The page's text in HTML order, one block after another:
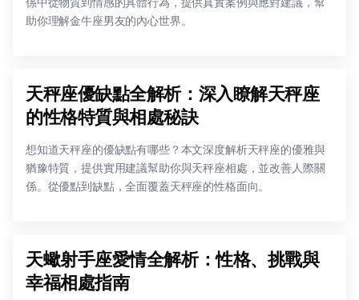
係中從物質到情感的具體行為，提供真實案例與應對建議，幫
助你理解金牛座男友的內心世界。
天秤座優缺點全解析：深入瞭解天秤座
的性格特質與相處秘訣
想知道天秤座的優缺點有哪些？本文深度解析天秤座的優雅與
猶豫特質，提供實用建議幫助你與天秤座相處，並改善人際關
係。從優點到缺點，全面覆蓋天秤座的性格面向。
天蠍射手座愛情全解析：性格、挑戰與
幸福相處指南